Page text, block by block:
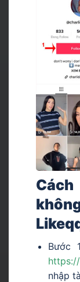
Bước
nhập